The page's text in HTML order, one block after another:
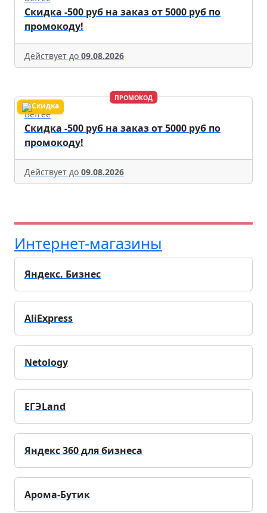
Скидка -500 руб на заказ от 5000 руб по
промокоду!
Действует до 09.08.2026
ПРОМОКОД
Befree
Скидка -500 руб на заказ от 5000 руб по
промокоду!
Действует до 09.08.2026
Интернет-магазины
Яндекс. Бизнес
AliExpress
Netology
ЕГЭLand
Яндекс 360 для бизнеса
Арома-Бутик